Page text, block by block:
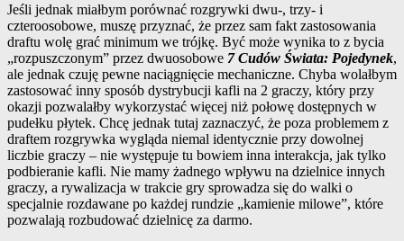
Jeśli jednak miałbym porównać rozgrywki dwu-, trzy- i
czteroosobowe, muszę przyznać, że przez sam fakt zastosowania
draftu wolę grać minimum we trójkę. Być może wynika to z bycia
„rozpuszczonym” przez dwuosobowe 7 Cudów Świata: Pojedynek,
ale jednak czuję pewne naciągnięcie mechaniczne. Chyba wolałbym
zastosować inny sposób dystrybucji kafli na 2 graczy, który przy
okazji pozwalałby wykorzystać więcej niż połowę dostępnych w
pudełku płytek. Chcę jednak tutaj zaznaczyć, że poza problemem z
draftem rozgrywka wygląda niemal identycznie przy dowolnej
liczbie graczy – nie występuje tu bowiem inna interakcja, jak tylko
podbieranie kafli. Nie mamy żadnego wpływu na dzielnice innych
graczy, a rywalizacja w trakcie gry sprowadza się do walki o
specjalnie rozdawane po każdej rundzie „kamienie milowe”, które
pozwalają rozbudować dzielnicę za darmo.